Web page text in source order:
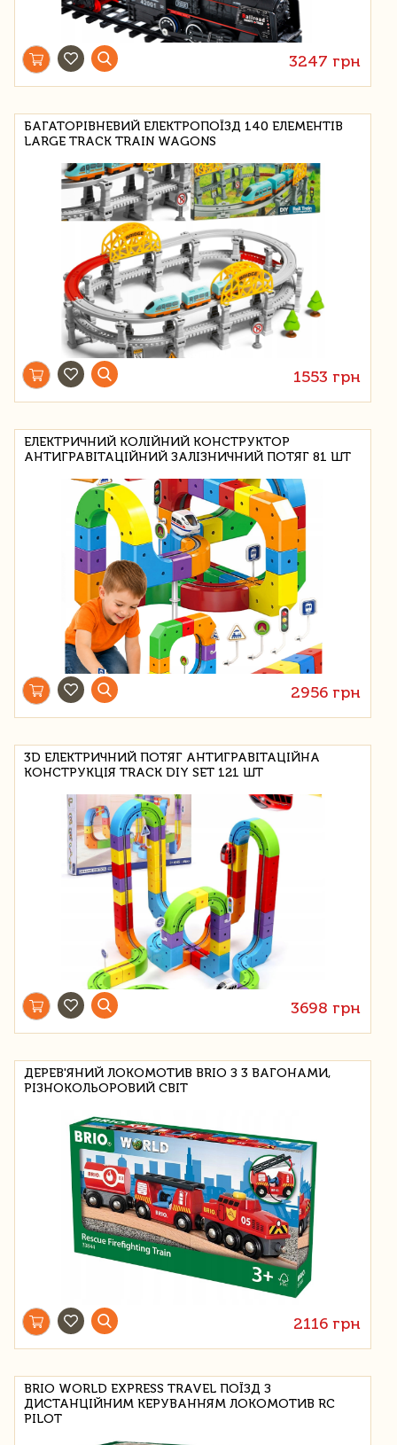
3247 грн
БАГАТОРІВНЕВИЙ ЕЛЕКТРОПОЇЗД 140 ЕЛЕМЕНТІВ
LARGE TRACK TRAIN WAGONS
1553 грн
ЕЛЕКТРИЧНИЙ КОЛІЙНИЙ КОНСТРУКТОР
АНТИГРАВІТАЦІЙНИЙ ЗАЛІЗНИЧНИЙ ПОТЯГ 81 ШТ
2956 грн
3D ЕЛЕКТРИЧНИЙ ПОТЯГ АНТИГРАВІТАЦІЙНА
КОНСТРУКЦІЯ TRACK DIY SET 121 ШТ
3698 грн
ДЕРЕВ'ЯНИЙ ЛОКОМОТИВ BRIO З 3 ВАГОНАМИ,
РІЗНОКОЛЬОРОВИЙ СВІТ
2116 грн
BRIO WORLD EXPRESS TRAVEL ПОЇЗД З
ДИСТАНЦІЙНИМ КЕРУВАННЯМ ЛОКОМОТИВ RC
PILOT